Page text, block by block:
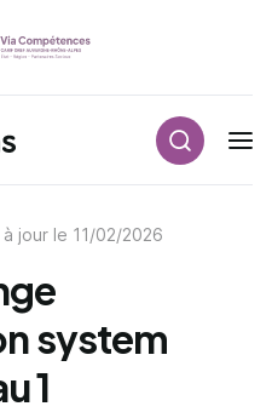
Navigation principale
à jour le 11/02/2026
system
1